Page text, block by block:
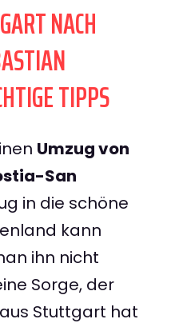
NACH
TIPPS
Umzug von
San
in die schöne
kann
ihn nicht
Sorge, der
Stuttgart hat